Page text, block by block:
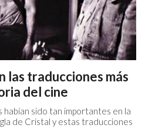
las traducciones más
del cine
sido tan importantes en la
de Cristal y estas traducciones